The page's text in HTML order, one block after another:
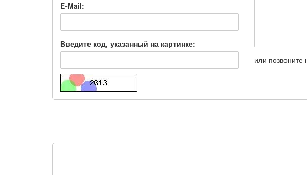
E-Mail:
Введите код, указанный на картинке:
или